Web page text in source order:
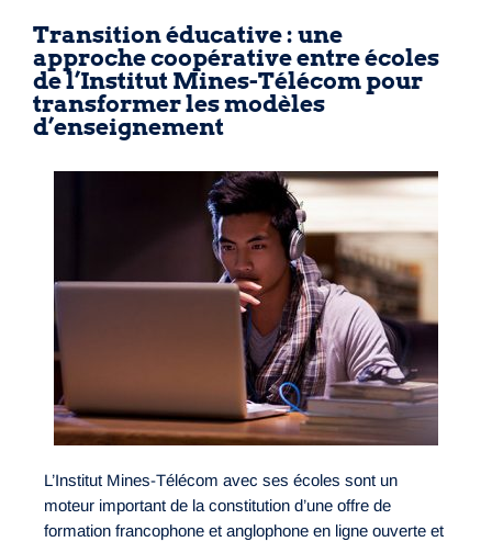
Transition éducative : une
approche coopérative entre écoles
de l’Institut Mines-Télécom pour
transformer les modèles
d’enseignement
L’Institut Mines-Télécom avec ses écoles sont un
moteur important de la constitution d’une offre de
formation francophone et anglophone en ligne ouverte et